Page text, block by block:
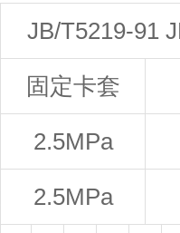
JB/T5219-91
固定卡套
2.5MPa
2.5MPa